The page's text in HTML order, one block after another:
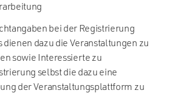
bei der Registrierung
dazu die Veranstaltungen zu
sowie Interessierte zu
selbst die dazu eine
der Veranstaltungsplattform zu